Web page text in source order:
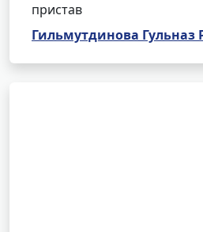
пристав
Гильмутдинова Гульназ